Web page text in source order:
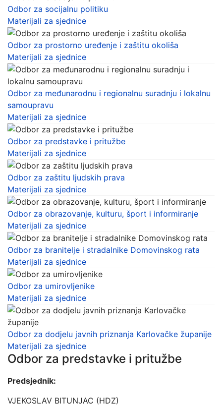
Odbor za socijalnu politiku
Materijali za sjednice
Odbor za prostorno uređenje i zaštitu okoliša
Materijali za sjednice
Odbor za međunarodnu i regionalnu suradnju i lokalnu
samoupravu
Materijali za sjednice
Odbor za predstavke i pritužbe
Materijali za sjednice
Odbor za zaštitu ljudskih prava
Materijali za sjednice
Odbor za obrazovanje, kulturu, šport i informiranje
Materijali za sjednice
Odbor za branitelje i stradalnike Domovinskog rata
Materijali za sjednice
Odbor za umirovljenike
Materijali za sjednice
Odbor za dodjelu javnih priznanja Karlovačke županije
Materijali za sjednice
Odbor za predstavke i pritužbe
Predsjednik:
VJEKOSLAV BITUNJAC (HDZ)